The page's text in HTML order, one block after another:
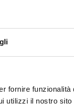
fornire
utilizzi il nostro